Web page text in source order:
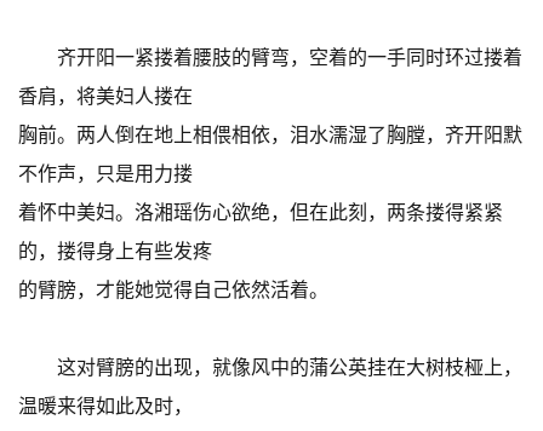
齐开阳一紧搂着腰肢的臂弯，空着的一手同时环过搂着
香肩，将美妇人搂在
胸前。两人倒在地上相偎相依，泪水濡湿了胸膛，齐开阳默
不作声，只是用力搂
着怀中美妇。洛湘瑶伤心欲绝，但在此刻，两条搂得紧紧
的，搂得身上有些发疼
的臂膀，才能她觉得自己依然活着。
这对臂膀的出现，就像风中的蒲公英挂在大树枝桠上，
温暖来得如此及时，